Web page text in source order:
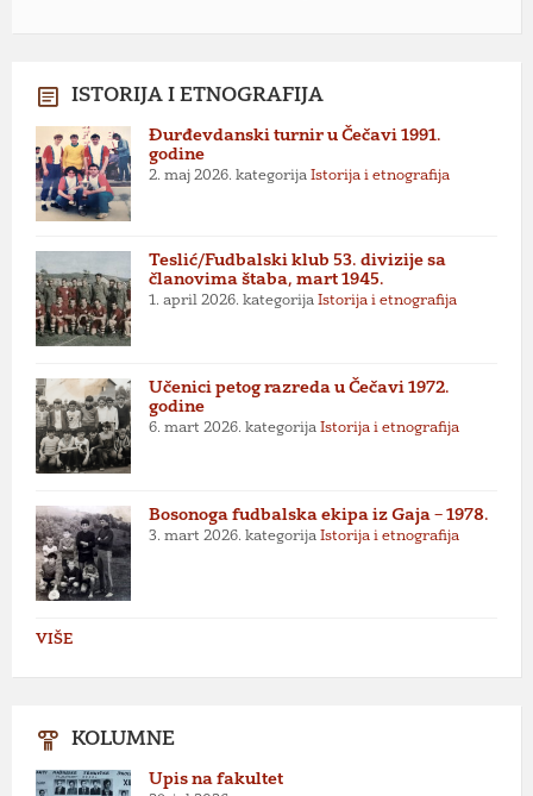
ISTORIJA I ETNOGRAFIJA
Đurđevdanski turnir u Čečavi 1991.
godine
2. maj 2026. kategorija Istorija i etnografija
Teslić/Fudbalski klub 53. divizije sa
članovima štaba, mart 1945.
1. april 2026. kategorija Istorija i etnografija
Učenici petog razreda u Čečavi 1972.
godine
6. mart 2026. kategorija Istorija i etnografija
Bosonoga fudbalska ekipa iz Gaja – 1978.
3. mart 2026. kategorija Istorija i etnografija
VIŠE
KOLUMNE
Upis na fakultet